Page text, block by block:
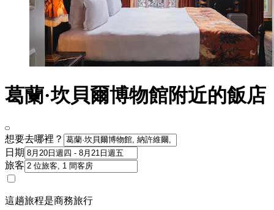
葛蘭·坎貝爾博物館附近的飯店
想要去哪裡？
日期
旅客
這趟旅程是商務旅行